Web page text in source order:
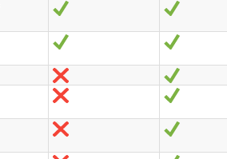
Sí Sí
No
No Sí
No